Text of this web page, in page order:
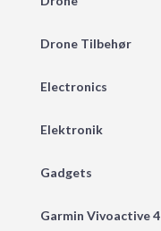
Drone Tilbehør
Electronics
Elektronik
Gadgets
Garmin Vivoactive 4